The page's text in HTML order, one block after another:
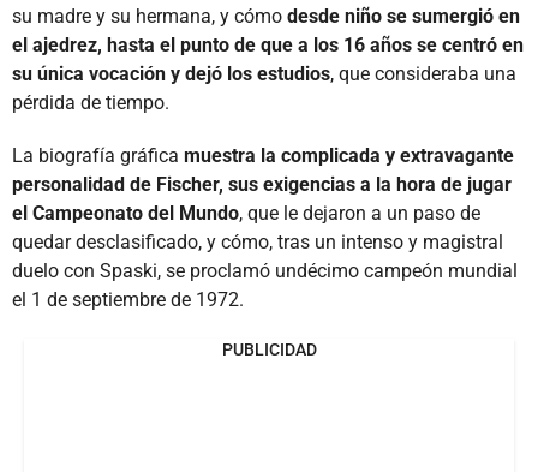
su madre y su hermana, y cómo desde niño se sumergió en
el ajedrez, hasta el punto de que a los 16 años se centró en
su única vocación y dejó los estudios, que consideraba una
pérdida de tiempo.
La biografía gráfica muestra la complicada y extravagante
personalidad de Fischer, sus exigencias a la hora de jugar
el Campeonato del Mundo, que le dejaron a un paso de
quedar desclasificado, y cómo, tras un intenso y magistral
duelo con Spaski, se proclamó undécimo campeón mundial
el 1 de septiembre de 1972.
PUBLICIDAD